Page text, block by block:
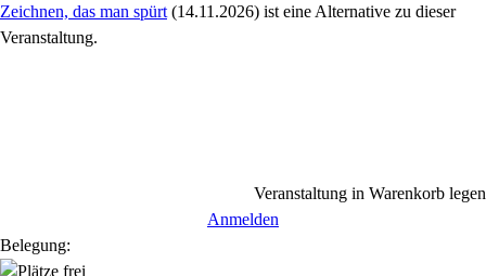
Zeichnen, das man spürt (14.11.2026) ist eine Alternative zu dieser
Veranstaltung.
Veranstaltung in Warenkorb legen
Anmelden
Belegung: